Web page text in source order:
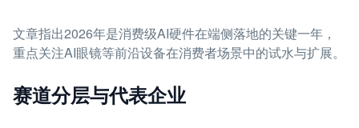
文章指出2026年是消费级AI硬件在端侧落地的关键一年，
重点关注AI眼镜等前沿设备在消费者场景中的试水与扩展。
赛道分层与代表企业